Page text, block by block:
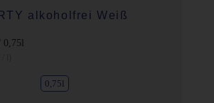
alkoholfrei Weiß
0,75l
0,75l